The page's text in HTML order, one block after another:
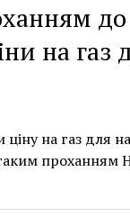
до
на газ
ціну на газ для
проханням